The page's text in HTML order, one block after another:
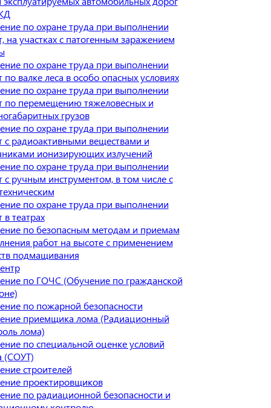
по охране труда при выполнении
на участках с патогенным заражением
по охране труда при выполнении
по валке леса в особо опасных условиях
по охране труда при выполнении
по перемещению тяжеловесных и
грузов
по охране труда при выполнении
с радиоактивными веществами и
ионизирующих излучений
по охране труда при выполнении
с ручным инструментом, в том числе с
по охране труда при выполнении
в театрах
по безопасным методам и приемам
работ на высоте с применением
подмащивания
по ГОЧС (Обучение по гражданской
по пожарной безопасности
приемщика лома (Радиационный
лома)
по специальной оценке условий
(СОУТ)
строителей
проектировщиков
по радиационной безопасности и